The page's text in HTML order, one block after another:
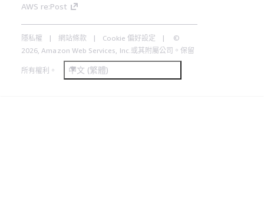
AWS re:Post
隱私權 網站條款 Cookie 偏好設定
©
2026, Amazon Web Services, Inc.或其附屬公司。保留
所有權利。 中文 (繁體)